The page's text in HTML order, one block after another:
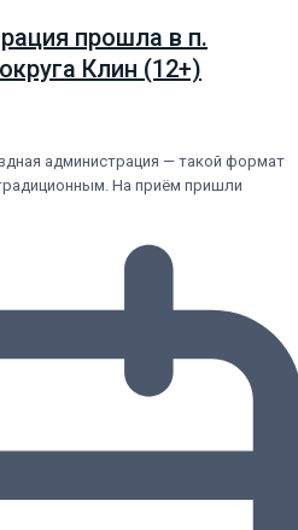
прошла в п.
Клин (12+)
администрация — такой формат
На приём пришли